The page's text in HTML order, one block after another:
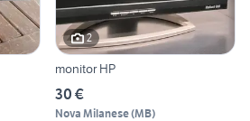
2
monitor HP
30 €
Nova Milanese(MB)